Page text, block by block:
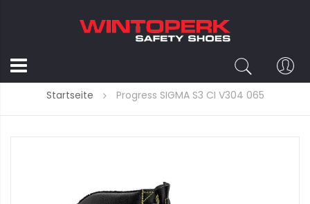
Startseite Progress SIGMA S3 CI V304 065